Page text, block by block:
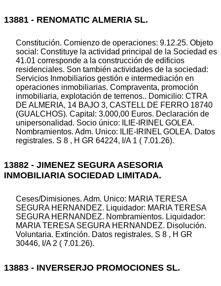
13881 - RENOMATIC ALMERIA SL.
Constitución. Comienzo de operaciones: 9.12.25. Objeto
social: Constituye la actividad principal de la Sociedad es
41.01 corresponde a la construcción de edificios
residenciales. Son también actividades de la sociedad:
Servicios Inmobiliarios gestión e intermediación en
operaciones inmobiliarias. Compraventa, promoción
inmobiliaria, explotación de terrenos.. Domicilio: CTRA
DE ALMERIA, 14 BAJO 3, CASTELL DE FERRO 18740
(GUALCHOS). Capital: 3.000,00 Euros. Declaración de
unipersonalidad. Socio único: ILIE-IRINEL GOLEA.
Nombramientos. Adm. Unico: ILIE-IRINEL GOLEA. Datos
registrales. S 8 , H GR 64224, I/A 1 ( 7.01.26).
13882 - JIMENEZ SEGURA ASESORIA
INMOBILIARIA SOCIEDAD LIMITADA.
Ceses/Dimisiones. Adm. Unico: MARIA TERESA
SEGURA HERNANDEZ. Liquidador: MARIA TERESA
SEGURA HERNANDEZ. Nombramientos. Liquidador:
MARIA TERESA SEGURA HERNANDEZ. Disolución.
Voluntaria. Extinción. Datos registrales. S 8 , H GR
30446, I/A 2 ( 7.01.26).
13883 - INVERSERJO PROMOCIONES SL.